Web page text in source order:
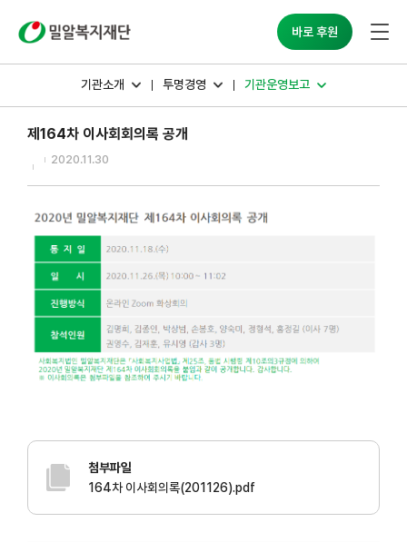
바로 후원
기관소개 투명경영 기관운영보고
제164차 이사회회의록 공개
2020.11.30
첨부파일
164차 이사회의록(201126).pdf